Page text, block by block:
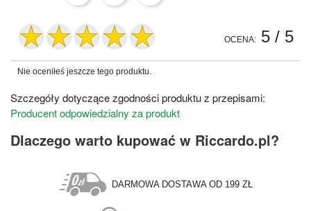
OCENA: 5 / 5
Nie oceniłeś jeszcze tego produktu.
Szczegóły dotyczące zgodności produktu z przepisami:
Producent odpowiedzialny za produkt
Dlaczego warto kupować w Riccardo.pl?
DARMOWA DOSTAWA OD 199 ZŁ